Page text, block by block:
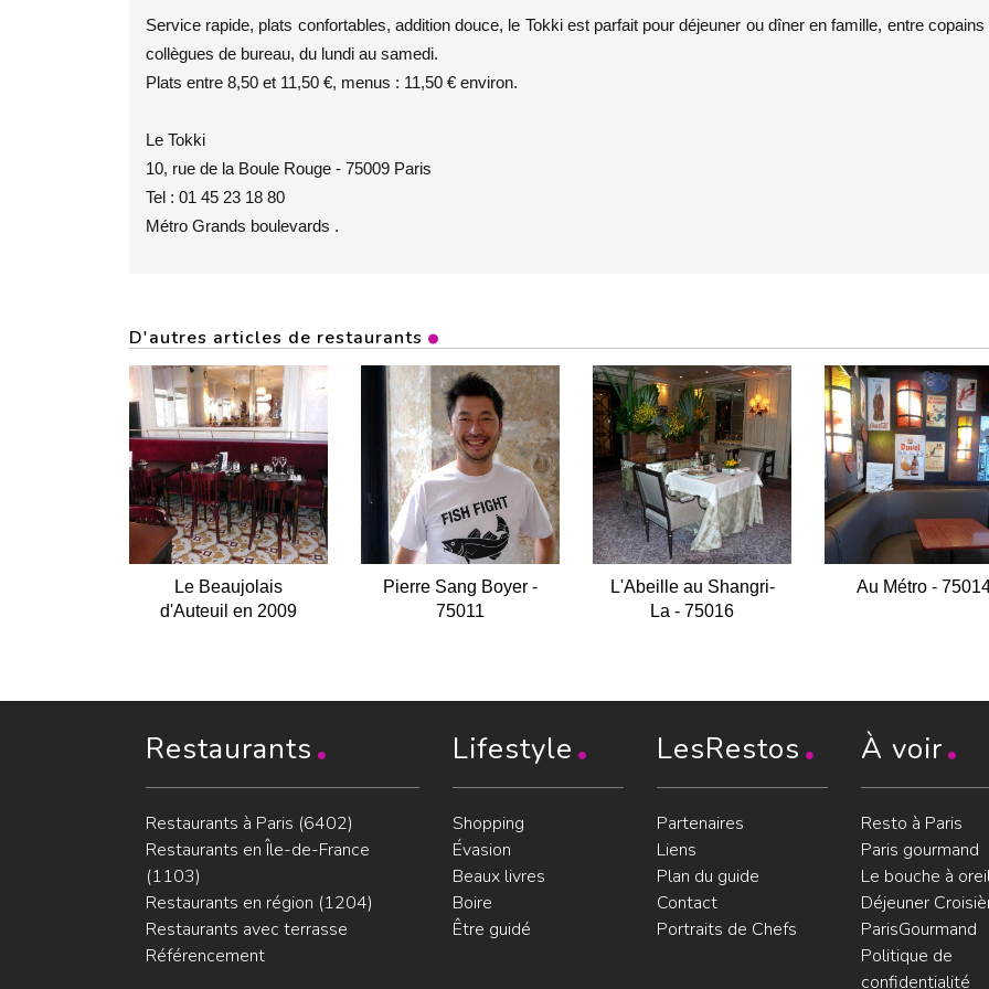
Service rapide, plats confortables, addition douce, le Tokki est parfait pour déjeuner ou dîner en famille, entre copains
collègues de bureau, du lundi au samedi.
Plats entre 8,50 et 11,50 €, menus : 11,50 € environ.
Le Tokki
10, rue de la Boule Rouge - 75009 Paris
Tel : 01 45 23 18 80
Métro Grands boulevards .
D'autres articles de restaurants
Le Beaujolais
d'Auteuil en 2009
Pierre Sang Boyer -
75011
L'Abeille au Shangri-
La - 75016
Au Métro -
Restaurants
Restaurants à Paris (6402)
Restaurants en Île-de-France
(1103)
Restaurants en région (1204)
Restaurants avec terrasse
Référencement
Lifestyle
Shopping
Évasion
Beaux livres
Boire
Être guidé
LesRestos
Partenaires
Liens
Plan du guide
Contact
Portraits de Chefs
À voir
Resto à Paris
Paris gourmand
Le bouche à
Déjeuner
ParisGourmand
Politique de
confidentialité